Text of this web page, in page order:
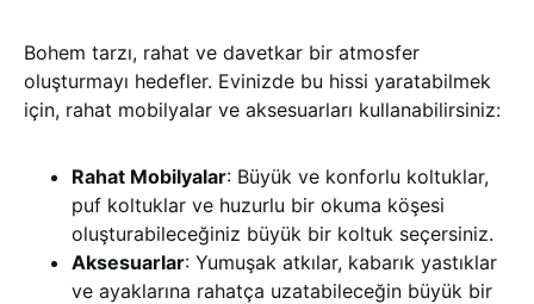
Bohem tarzı, rahat ve davetkar bir atmosfer
oluşturmayı hedefler. Evinizde bu hissi yaratabilmek
için, rahat mobilyalar ve aksesuarları kullanabilirsiniz:
Rahat Mobilyalar: Büyük ve konforlu koltuklar,
puf koltuklar ve huzurlu bir okuma köşesi
oluşturabileceğiniz büyük bir koltuk seçersiniz.
Aksesuarlar: Yumuşak atkılar, kabarık yastıklar
ve ayaklarına rahatça uzatabileceğin büyük bir